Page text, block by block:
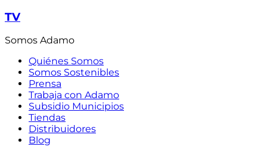
TV
Somos Adamo
Quiénes Somos
Somos Sostenibles
Prensa
Trabaja con Adamo
Subsidio Municipios
Tiendas
Distribuidores
Blog